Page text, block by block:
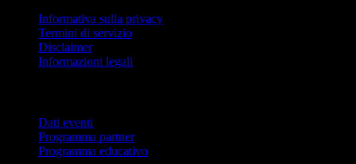
Informativa sulla privacy
Termini di servizio
Disclaimer
Informazioni legali
Dati eventi
Programma partner
Programma educativo